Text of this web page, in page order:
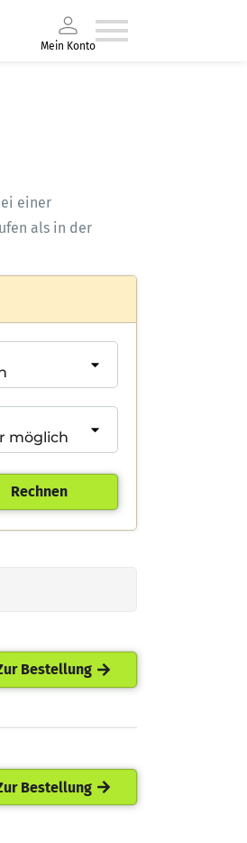
Mein Konto
einer
als in der
Rechnen
Bestellung
Bestellung